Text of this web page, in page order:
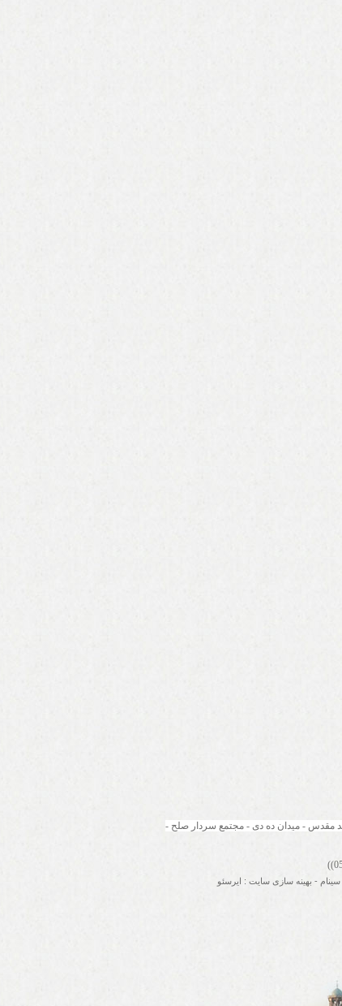
سینام - بهینه سازی سایت : ایرسئو